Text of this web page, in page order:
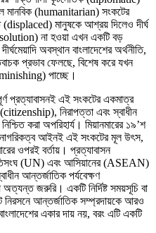
মানবিক (humanitarian) সংকটের
(displaced) মানুষকে আশ্রয় দিলেও দীর্ঘ
না হওয়া এখন একটি বড়
অবস্থান বাংলাদেশের অর্থনীতি,
প্রভাব ফেলছে, বিশেষ করে যখন
পাচ্ছে।
প্রত্যাবাসনই এই সংকটের একমাত্র
নিরাপত্তা এবং স্বাধীন
করা অপরিহার্য। মিয়ানমারের ১৯’শ
আইনই এই সংকটের মূল উৎস,
ওপরই বর্তায়। প্রত্যাবাসন
(UN) এবং আসিয়ানের (ASEAN)
আন্তর্জাতিক পর্যবেক্ষণ
জরুরি। একটি নির্দিষ্ট সময়সূচি বা
আন্তর্জাতিক সম্প্রদায়কে আরও
একার দায় নয়, বরং এটি একটি